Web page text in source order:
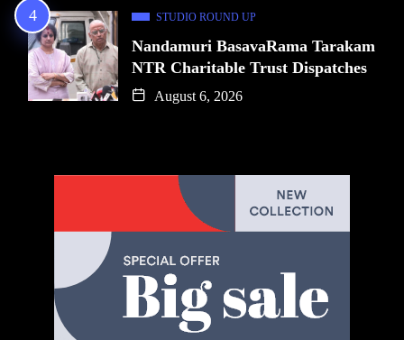
STUDIO ROUND UP
Nandamuri BasavaRama Tarakam
NTR Charitable Trust Dispatches
August 6, 2026